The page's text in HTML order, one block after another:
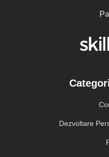
Dezvoltare